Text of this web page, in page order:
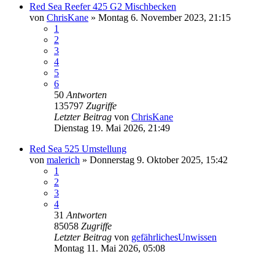
Red Sea Reefer 425 G2 Mischbecken
von ChrisKane » Montag 6. November 2023, 21:15
1
2
3
4
5
6
50 Antworten
135797 Zugriffe
Letzter Beitrag von ChrisKane
Dienstag 19. Mai 2026, 21:49
Red Sea 525 Umstellung
von malerich » Donnerstag 9. Oktober 2025, 15:42
1
2
3
4
31 Antworten
85058 Zugriffe
Letzter Beitrag von gefährlichesUnwissen
Montag 11. Mai 2026, 05:08